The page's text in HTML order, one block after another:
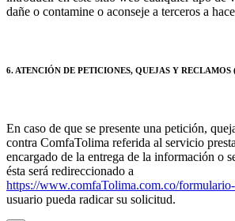
dañe o contamine o aconseje a terceros a
6. ATENCIÓN DE PETICIONES, QUEJAS Y RECLAMOS
En caso de que se presente una petición,
contra ComfaTolima referida al servicio
encargado de la entrega de la información o
ésta será redireccionado a
https://www.comfaTolima.com.co/
usuario pueda radicar su solicitud.